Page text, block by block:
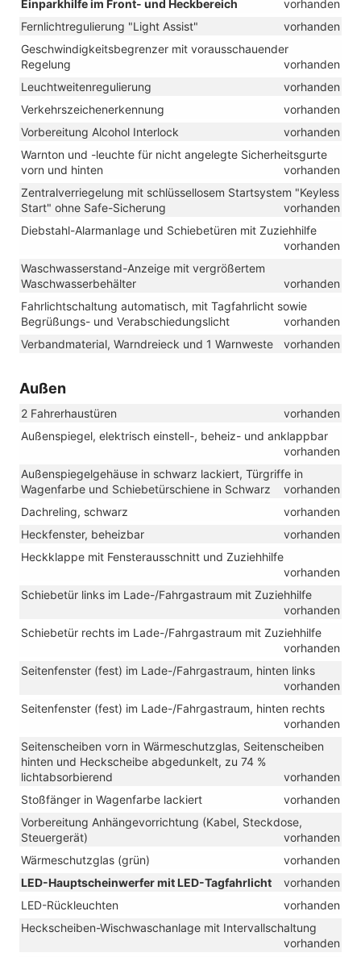
Einparkhilfe im Front- und Heckbereich
vorhanden
Fernlichtregulierung "Light Assist"
vorhanden
Geschwindigkeitsbegrenzer mit vorausschauender
Regelung
vorhanden
Leuchtweitenregulierung
vorhanden
Verkehrszeichenerkennung
vorhanden
Vorbereitung Alcohol Interlock
vorhanden
Warnton und -leuchte für nicht angelegte Sicherheitsgurte
vorn und hinten
vorhanden
Zentralverriegelung mit schlüssellosem Startsystem "Keyless
Start" ohne Safe-Sicherung
vorhanden
Diebstahl-Alarmanlage und Schiebetüren mit Zuziehhilfe
vorhanden
Waschwasserstand-Anzeige mit vergrößertem
Waschwasserbehälter
vorhanden
Fahrlichtschaltung automatisch, mit Tagfahrlicht sowie
Begrüßungs- und Verabschiedungslicht
vorhanden
Verbandmaterial, Warndreieck und 1 Warnweste
vorhanden
Außen
2 Fahrerhaustüren
vorhanden
Außenspiegel, elektrisch einstell-, beheiz- und anklappbar
vorhanden
Außenspiegelgehäuse in schwarz lackiert, Türgriffe in
Wagenfarbe und Schiebetürschiene in Schwarz
vorhanden
Dachreling, schwarz
vorhanden
Heckfenster, beheizbar
vorhanden
Heckklappe mit Fensterausschnitt und Zuziehhilfe
vorhanden
Schiebetür links im Lade-/Fahrgastraum mit Zuziehhilfe
vorhanden
Schiebetür rechts im Lade-/Fahrgastraum mit Zuziehhilfe
vorhanden
Seitenfenster (fest) im Lade-/Fahrgastraum, hinten links
vorhanden
Seitenfenster (fest) im Lade-/Fahrgastraum, hinten rechts
vorhanden
Seitenscheiben vorn in Wärmeschutzglas, Seitenscheiben
hinten und Heckscheibe abgedunkelt, zu 74 %
lichtabsorbierend
vorhanden
Stoßfänger in Wagenfarbe lackiert
vorhanden
Vorbereitung Anhängevorrichtung (Kabel, Steckdose,
Steuergerät)
vorhanden
Wärmeschutzglas (grün)
vorhanden
LED-Hauptscheinwerfer mit LED-Tagfahrlicht
vorhanden
LED-Rückleuchten
vorhanden
Heckscheiben-Wischwaschanlage mit Intervallschaltung
vorhanden